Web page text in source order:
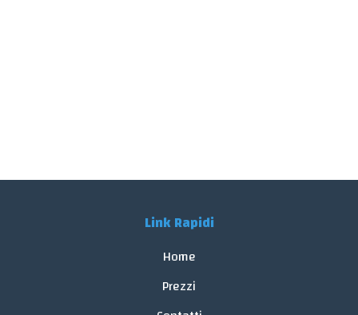
Link Rapidi
Home
Prezzi